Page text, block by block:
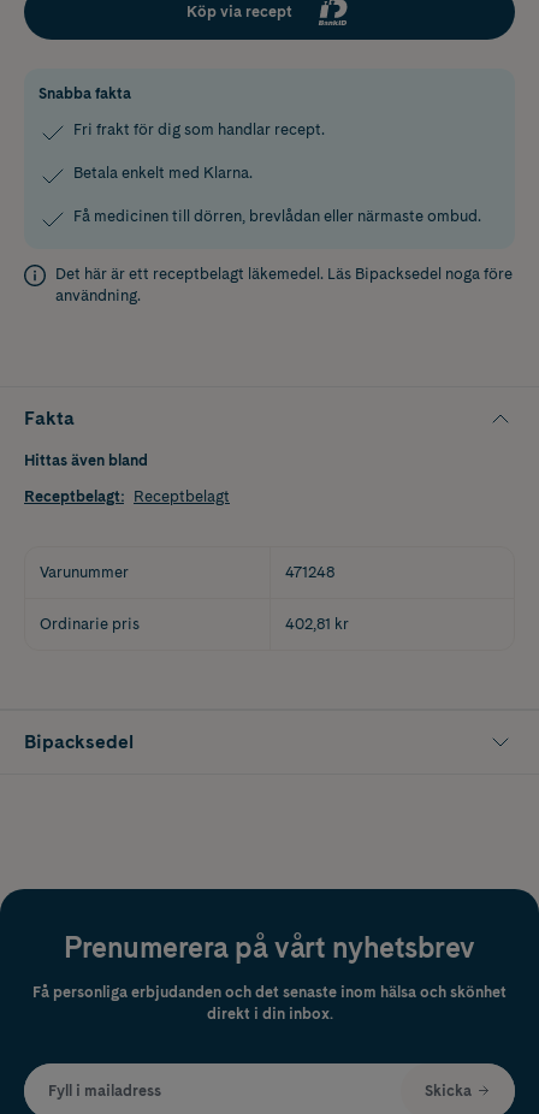
Köp via recept
Snabba fakta
Fri frakt för dig som handlar recept.
Betala enkelt med Klarna.
Få medicinen till dörren, brevlådan eller närmaste ombud.
Det här är ett receptbelagt läkemedel. Läs Bipacksedel noga före
användning.
Fakta
Hittas även bland
Receptbelagt: Receptbelagt
Varunummer 471248
Ordinarie pris 402,81 kr
Bipacksedel
Prenumerera på vårt nyhetsbrev
Få personliga erbjudanden och det senaste inom hälsa och skönhet
direkt i din inbox.
Fyll i mailadress Skicka